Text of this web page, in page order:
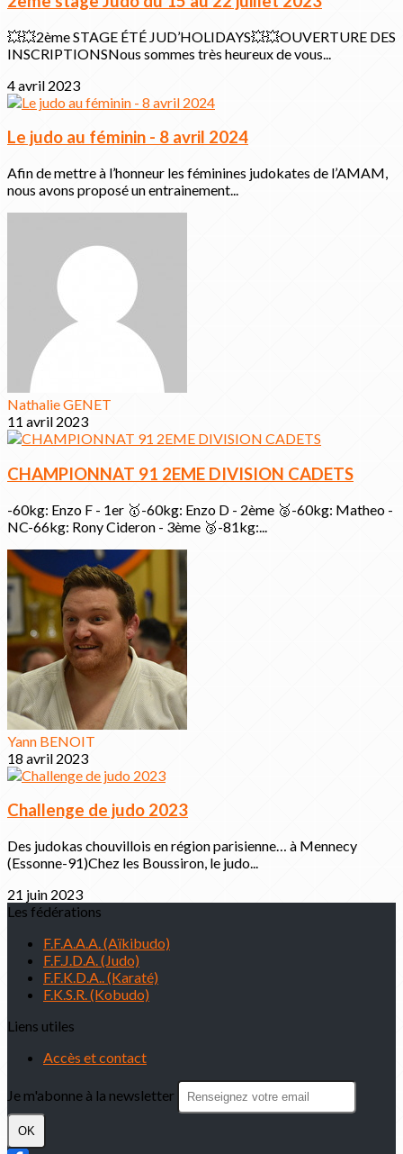
💥💥2ème STAGE ÉTÉ JUD’HOLIDAYS💥💥OUVERTURE DES
INSCRIPTIONSNous sommes très heureux de vous...
4 avril 2023
Le judo au féminin - 8 avril 2024
Afin de mettre à l’honneur les féminines judokates de l’AMAM,
nous avons proposé un entrainement...
Nathalie GENET
11 avril 2023
CHAMPIONNAT 91 2EME DIVISION CADETS
-60kg: Enzo F - 1er 🥇-60kg: Enzo D - 2ème 🥈-60kg: Matheo -
NC-66kg: Rony Cideron - 3ème 🥉-81kg:...
Yann BENOIT
18 avril 2023
Challenge de judo 2023
Des judokas chouvillois en région parisienne… à Mennecy
(Essonne-91)Chez les Boussiron, le judo...
21 juin 2023
Les fédérations
F.F.A.A.A. (Aïkibudo)
F.F.J.D.A. (Judo)
F.F.K.D.A.. (Karaté)
F.K.S.R. (Kobudo)
Liens utiles
Accès et contact
Je m'abonne à la newsletter
OK